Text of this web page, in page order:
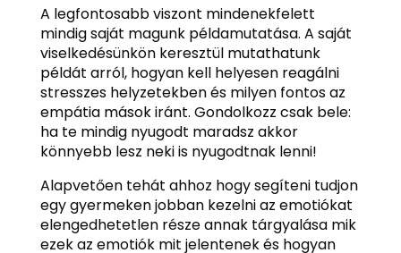
A legfontosabb viszont mindenekfelett
mindig saját magunk példamutatása. A saját
viselkedésünkön keresztül mutathatunk
példát arról, hogyan kell helyesen reagálni
stresszes helyzetekben és milyen fontos az
empátia mások iránt. Gondolkozz csak bele:
ha te mindig nyugodt maradsz akkor
könnyebb lesz neki is nyugodtnak lenni!
Alapvetően tehát ahhoz hogy segíteni tudjon
egy gyermeken jobban kezelni az emotiókat
elengedhetetlen része annak tárgyalása mik
ezek az emotiók mit jelentenek és hogyan